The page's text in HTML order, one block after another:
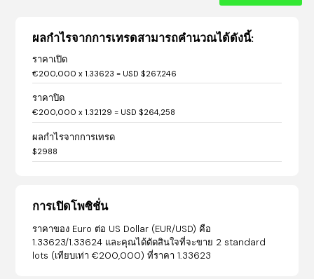
ผลกำไรจากการเทรดสามารถคำนวณได้ดังนี้:
ราคาเปิด
€200,000 x 1.33623 = USD $267,246
ราคาปิด
€200,000 x 1.32129 = USD $264,258
ผลกำไรจากการเทรด
$2988
การเปิดโพซิชั่น
ราคาของ Euro ต่อ US Dollar (EUR/USD) คือ
1.33623/1.33624 และคุณได้ตัดสินใจที่จะขาย 2 standard
lots (เทียบเท่า €200,000) ที่ราคา 1.33623